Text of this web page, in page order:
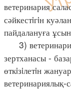
ветеринария
сәйкестiгiн
пайдалануға
3)
зертханасы -
өткiзiлетiн
ветеринариялық-